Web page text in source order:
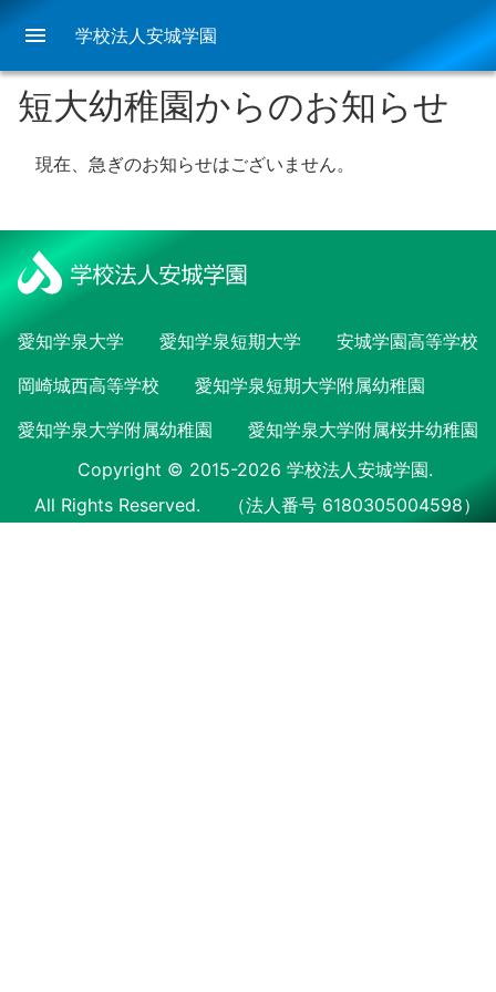
menu 学校法人安城学園
短大幼稚園からのお知らせ
現在、急ぎのお知らせはございません。
愛知学泉大学 愛知学泉短期大学
安城学園高等学校
岡崎城西高等学校
愛知学泉短期大学附属幼稚園
愛知学泉大学附属幼稚園
愛知学泉大学附属桜井幼稚園
Copyright © 2015-2026 学校法人安城学園.
All Rights Reserved.
（法人番号 6180305004598）